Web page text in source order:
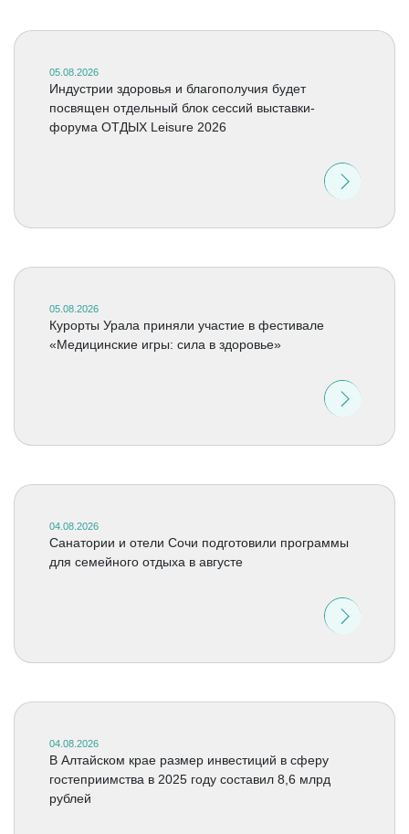
05.08.2026
Индустрии здоровья и благополучия будет
посвящен отдельный блок сессий выставки-
форума ОТДЫХ Leisure 2026
05.08.2026
Курорты Урала приняли участие в фестивале
«Медицинские игры: сила в здоровье»
04.08.2026
Санатории и отели Сочи подготовили программы
для семейного отдыха в августе
04.08.2026
В Алтайском крае размер инвестиций в сферу
гостеприимства в 2025 году составил 8,6 млрд
рублей